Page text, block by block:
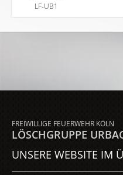
LF-UB1
FREIWILLIGE FEUERWEHR KÖLN
LÖSCHGRUPPE
UNSERE WEBSITE IM